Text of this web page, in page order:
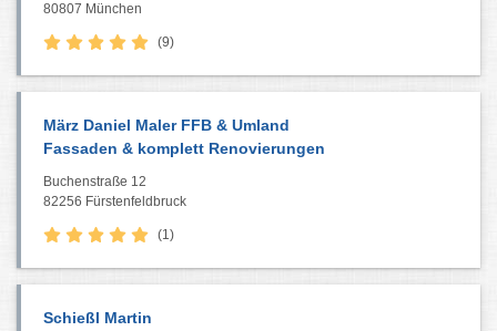
80807 München
(9)
März Daniel Maler FFB & Umland
Fassaden & komplett Renovierungen
Buchenstraße 12
82256 Fürstenfeldbruck
(1)
Schießl Martin